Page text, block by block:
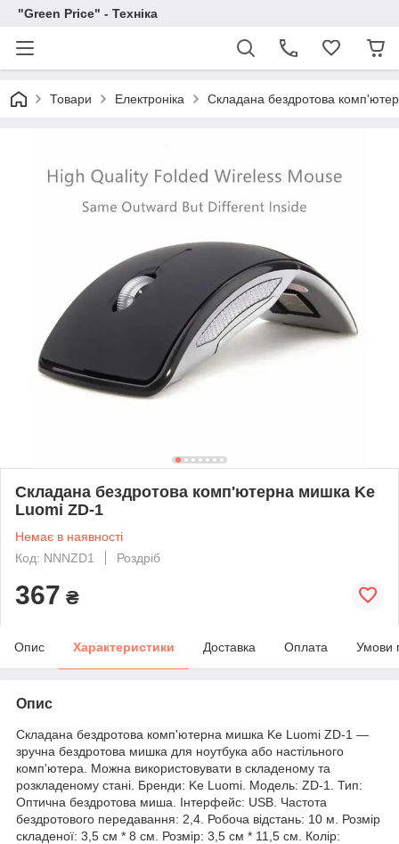
"Green Price" - Техніка
Товари Електроніка Складана бездротова
Складана бездротова комп'ютерна мишка Ke
Luomi ZD-1
Немає в наявності
Код: NNNZD1
Роздріб
367 ₴
Опис Характеристики Доставка Оплата Умови
Опис
Складана бездротова комп'ютерна мишка Ke Luomi ZD-1 —
зручна бездротова мишка для ноутбука або настільного
комп'ютера. Можна використовувати в складеному та
розкладеному стані. Бренди: Ke Luomi. Модель: ZD-1. Тип:
Оптична бездротова миша. Інтерфейс: USB. Частота
бездротового передавання: 2,4. Робоча відстань: 10 м. Розмір
складеної: 3,5 см * 8 см. Розмір: 3,5 см * 11,5 см. Колір: